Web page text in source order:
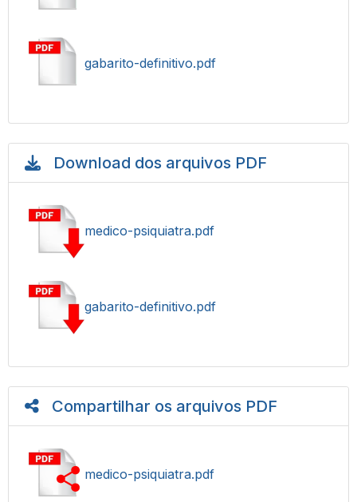
gabarito-definitivo.pdf
Download dos arquivos PDF
medico-psiquiatra.pdf
gabarito-definitivo.pdf
Compartilhar os arquivos PDF
medico-psiquiatra.pdf